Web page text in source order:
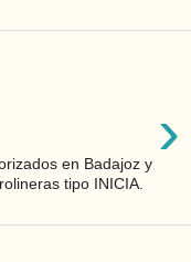
›
en Badajoz y
tipo INICIA.